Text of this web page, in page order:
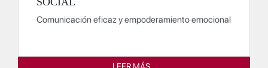
Comunicación eficaz y empoderamiento emocional